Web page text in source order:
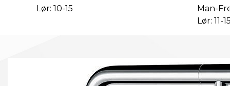
Lør: 10-15
Man-
Lør: 11-